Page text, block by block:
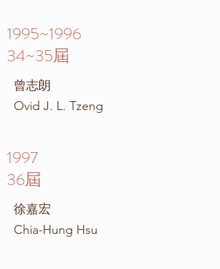
1995~1996
34~35屆
曾志朗
Ovid J. L. Tzeng
1997
36屆
徐嘉宏
Chia-Hung Hsu